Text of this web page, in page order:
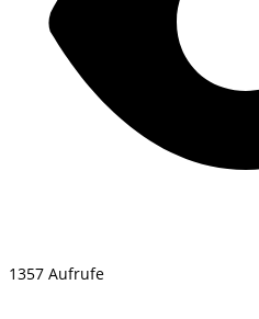
1357 Aufrufe